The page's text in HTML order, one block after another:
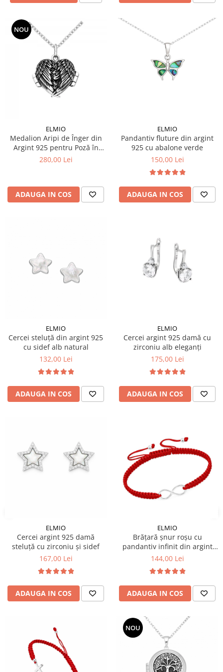
NOU
ELMIO
Medalion Aripi de Înger din
Argint 925 pentru Poză în
Interior
280,00 Lei
ADAUGA IN COS
ELMIO
Pandantiv fluture din argint
925 cu abalone verde
150,00 Lei
ADAUGA IN COS
ELMIO
Cercei steluță din argint 925
cu sidef alb natural
132,00 Lei
ADAUGA IN COS
ELMIO
Cercei argint 925 damă cu
zirconiu alb eleganți
175,00 Lei
ADAUGA IN COS
ELMIO
Cercei argint 925 damă
steluță cu zirconiu și sidef
167,00 Lei
ADAUGA IN COS
ELMIO
Brățară șnur roșu cu
pandantiv infinit din argint
925
144,00 Lei
ADAUGA IN COS
NOU